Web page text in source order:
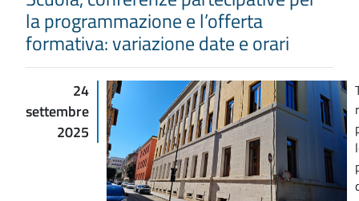
la programmazione e l’offerta
formativa: variazione date e orari
24
settembre
2025